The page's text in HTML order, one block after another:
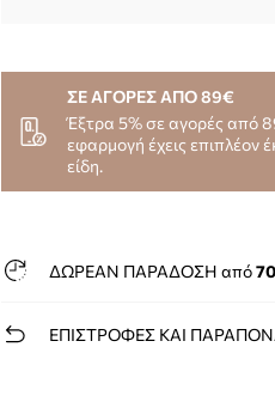
ΣΕ ΑΓΟΡΕΣ ΑΠΟ 89€
Έξτρα 5% σε αγορές από
εφαρμογή έχεις επιπλέον
είδη.
ΔΩΡΕΑΝ ΠΑΡΑΔΟΣΗ από
ΕΠΙΣΤΡΟΦΕΣ ΚΑΙ